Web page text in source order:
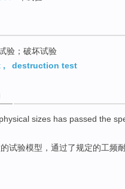
验；破坏试验
, destruction test
physical sizes has passed the
试验模型 ， 通过了规定的工频